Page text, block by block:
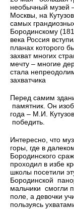
необычный музей
Москвы, на
самых
Бородинскому
века Россия
планах которого
захват многих
мечту – многие
стала
захватчика
Перед самим
памятник. Он
года – М.И.
победить.
Интересно, что
горы, где в
Бородинского
проходил в избе
школы посетили
Бородинской
мальчики смогли
поле, а девочки
пользуясь